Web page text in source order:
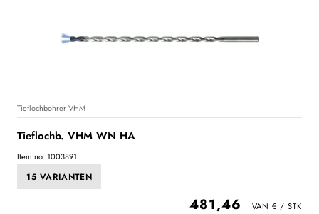
Tieflochbohrer VHM
Tieflochb. VHM WN HA
Item no: 1003891
15 VARIANTEN
481,46